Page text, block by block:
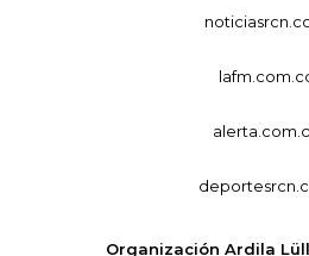
Organización Ardila